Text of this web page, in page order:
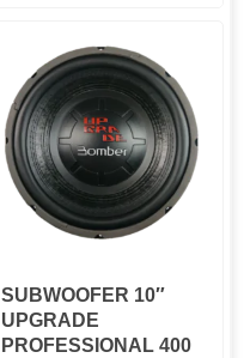
SUBWOOFER 10″
UPGRADE
PROFESSIONAL 400